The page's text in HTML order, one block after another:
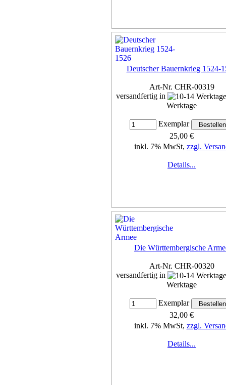
Deutscher Bauernkrieg 1524-
Art-Nr. CHR-00319
versandfertig in
Werktage
Exemplar
25,00 €
inkl. 7% MwSt, zzgl.
Details...
Die Württembergische
Art-Nr. CHR-00320
versandfertig in
Werktage
Exemplar
32,00 €
inkl. 7% MwSt, zzgl.
Details...